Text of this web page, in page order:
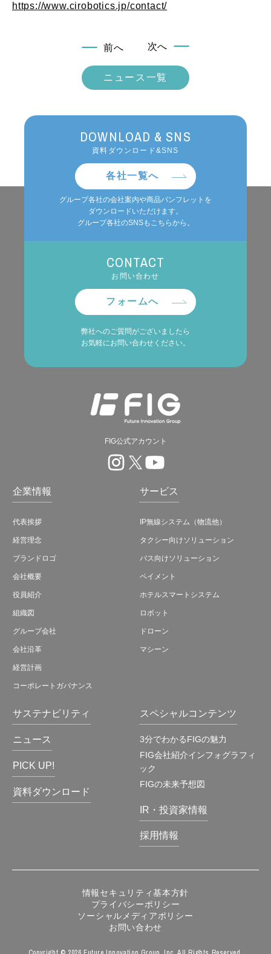
https://www.cirobotics.jp/contact/
前へ
ニュース一覧
次へ
DOWNLOAD & SNS
資料ダウンロード&SNS
各社一覧へ
グループ各社の会社案内や商品パンフレットを
ダウンロードいただけます。
グループ各社のSNSもこちらから。
CONTACT
お問い合わせ
フォームへ
弊社へのご質問がございましたら
お気軽にお問い合わせください。
FIG公式アカウント
企業情報
代表挨拶
経営理念
ブランドロゴ
会社概要
役員紹介
組織図
グループ会社
会社沿革
経営計画
コーポレートガバナンス
サービス
IP無線システム（物流他）
タクシー向けソリューション
バス向けソリューション
ペイメント
ホテルスマートシステム
ロボット
ドローン
マシーン
サステナビリティ
ニュース
PICK UP!
資料ダウンロード
スペシャルコンテンツ
3分でわかるFIGの魅力
FIG会社紹介インフォグラフィ
ック
FIGの未来予想図
IR・投資家情報
採用情報
情報セキュリティ基本方針
プライバシーポリシー
ソーシャルメディアポリシー
お問い合わせ